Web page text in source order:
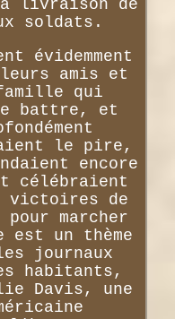
livraison de
soldats.
évidemment
amis et
famille qui
battre, et
le pire,
encore
célébraient
victoires de
marcher
un thème
journaux
habitants,
Davis, une